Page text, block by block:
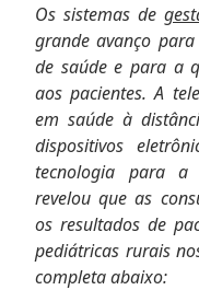
Os sistemas de
grande avanço
de saúde e para a
aos pacientes. A
em saúde à
dispositivos
tecnologia para a
revelou que as
os resultados de
pediátricas rurais
completa abaixo: